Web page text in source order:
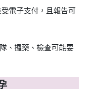
電子支付，且報告可
、攞藥、檢查可能要